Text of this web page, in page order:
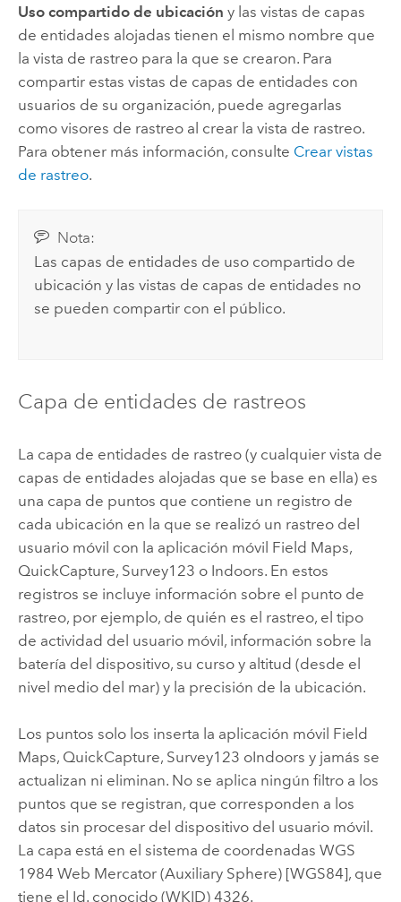
Uso compartido de ubicación y las vistas de capas
de entidades alojadas tienen el mismo nombre que
la vista de rastreo para la que se crearon. Para
compartir estas vistas de capas de entidades con
usuarios de su organización, puede agregarlas
como visores de rastreo al crear la vista de rastreo.
Para obtener más información, consulte Crear vistas
de rastreo.
Nota:
Las capas de entidades de uso compartido de
ubicación y las vistas de capas de entidades no
se pueden compartir con el público.
Capa de entidades de rastreos
La capa de entidades de rastreo (y cualquier vista de
capas de entidades alojadas que se base en ella) es
una capa de puntos que contiene un registro de
cada ubicación en la que se realizó un rastreo del
usuario móvil con la aplicación móvil Field Maps,
QuickCapture, Survey123 o Indoors. En estos
registros se incluye información sobre el punto de
rastreo, por ejemplo, de quién es el rastreo, el tipo
de actividad del usuario móvil, información sobre la
batería del dispositivo, su curso y altitud (desde el
nivel medio del mar) y la precisión de la ubicación.
Los puntos solo los inserta la aplicación móvil Field
Maps, QuickCapture, Survey123 oIndoors y jamás se
actualizan ni eliminan. No se aplica ningún filtro a los
puntos que se registran, que corresponden a los
datos sin procesar del dispositivo del usuario móvil.
La capa está en el sistema de coordenadas WGS
1984 Web Mercator (Auxiliary Sphere) [WGS84], que
tiene el Id. conocido (WKID) 4326.